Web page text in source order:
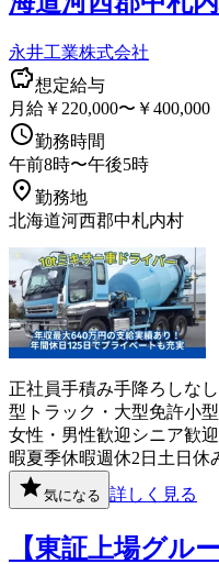
永井工業株式会社
想定給与
月給￥220,000〜￥400,000
勤務時間
午前8時〜午後5時
勤務地
北海道河西郡中札内村
正社員手積み手降ろしなし
型トラック・大型免許小
女性・男性歓迎 シニア歓迎
暇夏季休暇週休2日 土日休
気になる 詳しく見る
【東証上場グル